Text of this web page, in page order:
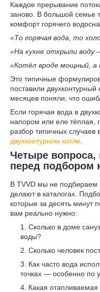
Каждое прерывание
заново. В большой семье
комфорт горячего
«То горячая вода, то
«На кухне открыли воду
«Котёл вроде мощный, а
Это типичные
поставили
месяцев поняли, что
Если горячая вода в
напором или еле
разбор типичных случаев
двухконтурном котле
Четыре вопроса,
перед подбором
В TVVD мы не подбираем
делают в каталогах.
которые за десять минут
вам реально нужно:
Сколько в доме
воды?
Сколько человек
Как часто вода
точках — особенно по
Какая